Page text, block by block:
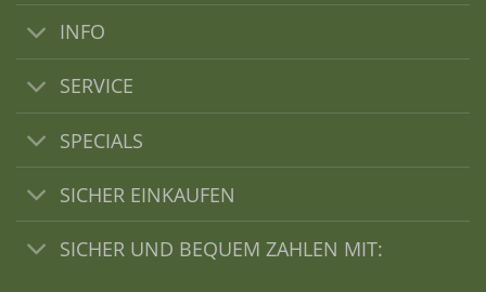
INFO
SERVICE
SPECIALS
SICHER EINKAUFEN
SICHER UND BEQUEM ZAHLEN MIT: